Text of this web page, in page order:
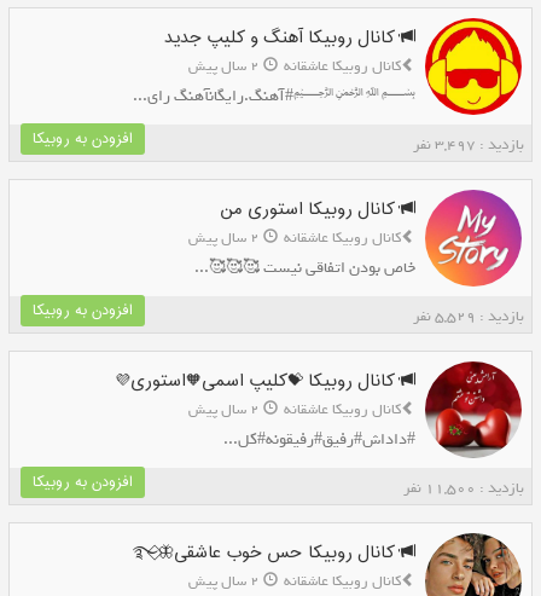
کانال روبیکا آهنگ و کلیپ جدید
کانال روبیکا عاشقانه 2 سال پیش
﷽#آهنگ.رایگانآهنگ رای...
بازدید : 3,497 نفر افزودن به روبیکا
کانال روبیکا استوری من
کانال روبیکا عاشقانه 2 سال پیش
خاص بودن اتفاقی نیست 🥰🥰🥰...
بازدید : 5,529 نفر افزودن به روبیکا
کانال روبیکا 💝کلیپ اسمی🧡استوری💜
کانال روبیکا عاشقانه 2 سال پیش
#داداش#رفیق#رفیقونه#کل...
بازدید : 11,500 نفر افزودن به روبیکا
کانال روبیکا حس خوب عاشقی🦋⃟࿐
کانال روبیکا عاشقانه 2 سال پیش